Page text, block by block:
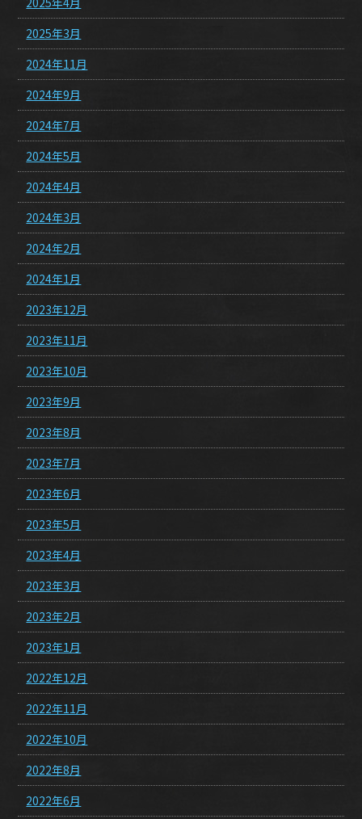
2025年3月
2024年11月
2024年9月
2024年7月
2024年5月
2024年4月
2024年3月
2024年2月
2024年1月
2023年12月
2023年11月
2023年10月
2023年9月
2023年8月
2023年7月
2023年6月
2023年5月
2023年4月
2023年3月
2023年2月
2023年1月
2022年12月
2022年11月
2022年10月
2022年8月
2022年6月